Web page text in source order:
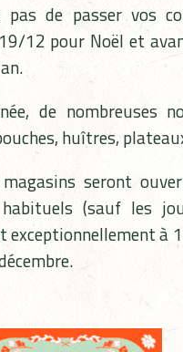
pas de passer vos
12 pour Noël et
de nombreuses
huîtres,
seront
(sauf les
exceptionnellement à